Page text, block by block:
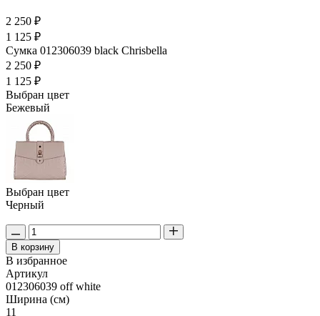
2 250 ₽
1 125 ₽
Сумка 012306039 black Chrisbella
2 250 ₽
1 125 ₽
Выбран цвет
Бежевый
Выбран цвет
Черный
В корзину
В избранное
Артикул
012306039 off white
Ширина (см)
11